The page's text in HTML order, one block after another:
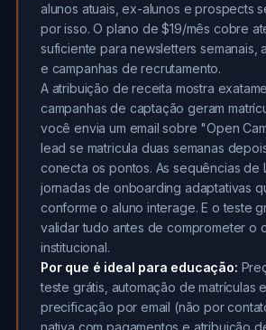
alunos atuais, ex-alunos e prospects
por isso. O plano de $19/mês cobre
suficiente para newsletters semanais,
e campanhas de recrutamento.
A atribuição de receita mostra
campanhas de captação geram
você envia um email sobre "Open
lead se matricula duas semanas
conecta os pontos. As sequências de
jornadas de onboarding adaptativas
conforme o aluno interage. E o teste
validar tudo antes de comprometer o
institucional.
Por que é ideal para educação:
teste grátis, automação de matrículas
precificação por email (não por
nativa com pagamentos e atribuição